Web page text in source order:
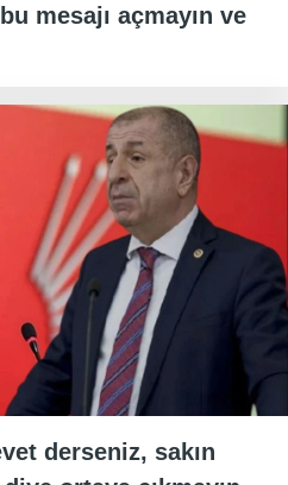
mesajı açmayın ve
derseniz, sakın